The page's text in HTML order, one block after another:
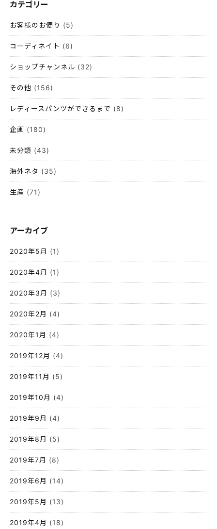
カテゴリー
お客様のお便り (5)
コーディネイト (6)
ショップチャンネル (32)
その他 (156)
レディースパンツができるまで (8)
企画 (180)
未分類 (43)
海外ネタ (35)
生産 (71)
アーカイブ
2020年5月 (1)
2020年4月 (1)
2020年3月 (3)
2020年2月 (4)
2020年1月 (4)
2019年12月 (4)
2019年11月 (5)
2019年10月 (4)
2019年9月 (4)
2019年8月 (5)
2019年7月 (8)
2019年6月 (14)
2019年5月 (13)
2019年4月 (18)